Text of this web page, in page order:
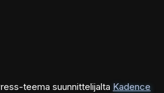
teema suunnittelijalta Kadence